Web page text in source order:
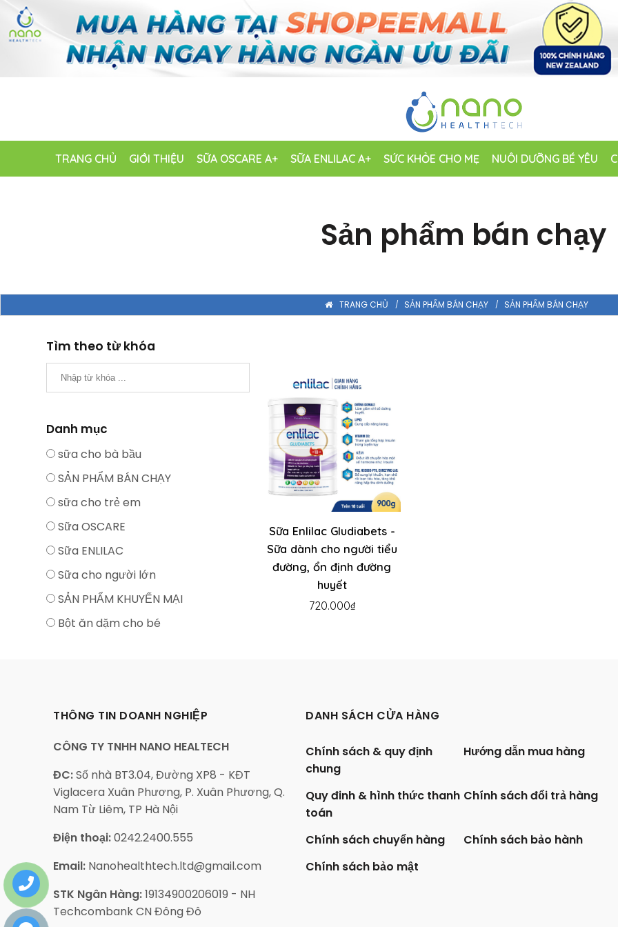
TRANG CHỦ GIỚI THIỆU SỮA OSCARE A+ SỮA ENLILAC A+ SỨC KHỎE CHO MẸ NUÔI DƯỠNG BÉ YÊU
Sản phẩm bán chạy
TRANG CHỦ SẢN PHẨM BÁN CHẠY SẢN PHẨM BÁN CHẠY
Tìm theo từ khóa
Danh mục
sữa cho bà bầu
SẢN PHẨM BÁN CHẠY
sữa cho trẻ em
Sữa OSCARE
Sữa ENLILAC
Sữa cho người lớn
SẢN PHẨM KHUYẾN MẠI
Bột ăn dặm cho bé
Sữa Enlilac Gludiabets -
Sữa dành cho người tiểu
đường, ổn định đường
huyết
720.000₫
THÔNG TIN DOANH NGHIỆP
CÔNG TY TNHH NANO HEALTECH
ĐC:Số nhà BT3.04, Đường XP8 - KĐT
Viglacera Xuân Phương, P. Xuân Phương, Q.
Nam Từ Liêm, TP Hà Nội
Điện thoại:0242.2400.555
Email: Nanohealthtech.ltd@gmail.com
STK Ngân Hàng:19134900206019 - NH
Techcombank CN Đông Đô
DANH SÁCH CỬA HÀNG
Chính sách & quy định
chung
Hướng dẫn mua hàng
Quy đinh & hình thức thanh
toán
Chính sách đổi trả hàng
Chính sách chuyển hàng
Chính sách bảo hành
Chính sách bảo mật